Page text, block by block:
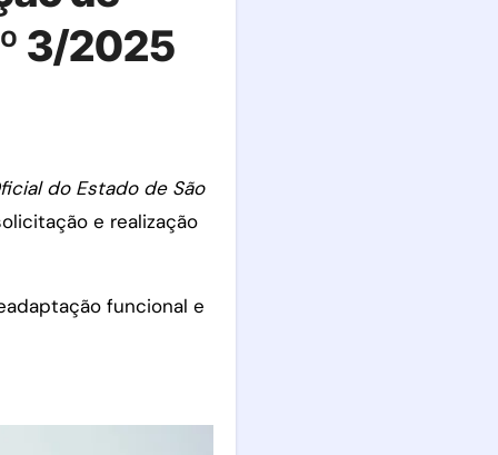
3/2025
do Estado de São
e realização
funcional e